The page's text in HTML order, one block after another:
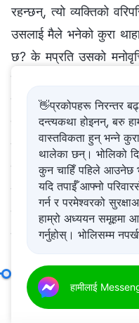
रहन्छन्, त्यो व्यक्तिको
उसलाई मैले भनेको कुरा
छ? के मप्रति उसको
बढी मनन गर्छन्, त्यति नै
समयसम्म चलिरहन्छ,
तिनीहरूले उसलाई पूरै
सोच्छन्, “म उसलाई उत्तेजित
म ऊबाट टाढा बस्न त
वा नभए पनि, के म ऊबाट
बन्छ कि तिनीहरू
क्रूर व्यक्ति हुन सक्ने कुनै
सातोपुत्लो उडेको हुन्छ।
👋प्रकोपहरू निरन्तर
दन्त्यकथा होइनन्, बरु
वास्तविकता हुन् भन्ने
थालेका छन्। भोलिको
कुन चाहिँ पहिले आउनेछ
यदि तपाईँ आफ्नो
गर्न र परमेश्‍वरको
हाम्रो अध्ययन समूहमा
गर्नुहोस्। भोलिसम्म
हामीलाई
अगुवा र कामदारहरूका